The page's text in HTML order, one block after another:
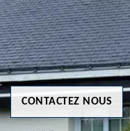
CONTACTEZ NOUS